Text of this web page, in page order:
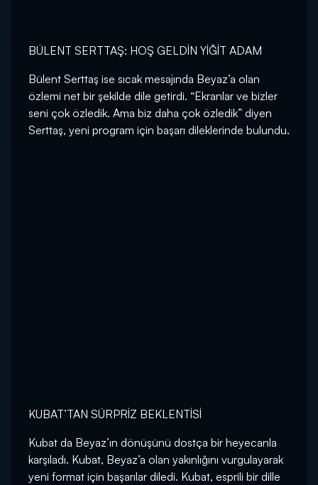
BÜLENT SERTTAŞ: HOŞ GELDİN YİĞİT ADAM
Bülent Serttaş ise sıcak mesajında Beyaz’a olan
özlemi net bir şekilde dile getirdi. “Ekranlar ve bizler
seni çok özledik. Ama biz daha çok özledik” diyen
Serttaş, yeni program için başarı dileklerinde bulundu.
KUBAT’TAN SÜRPRİZ BEKLENTİSİ
Kubat da Beyaz’ın dönüşünü dostça bir heyecanla
karşıladı. Kubat, Beyaz’a olan yakınlığını vurgulayarak
yeni format için başarılar diledi. Kubat, esprili bir dille